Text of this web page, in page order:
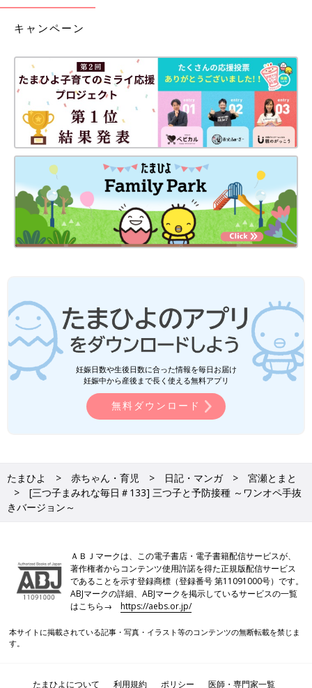
[三つ子まみれな毎日
接種 ～幼児ワンオペ
バージョン～
トリー
キャンペーン
妊娠日数や生後日数に合った情報を毎日お届け
妊娠中から産後まで長く使える無料アプリ
無料ダウンロード
たまひよ 赤ちゃん・育児 日記・マンガ
宮瀬とまと
[三つ子まみれな毎日＃133] 三つ子と予防接種 ～ワンオペ手抜
きバージョン～
ＡＢＪマークは、この電子書店・電子書籍配信サービスが、
著作権者からコンテンツ使用許諾を得た正規版配信サービス
であることを示す登録商標（登録番号 第11091000号）です。
ABJマークの詳細、ABJマークを掲示しているサービスの一覧
はこちら→https://aebs.or.jp/
本サイトに掲載されている記事・写真・イラスト等のコンテンツの無断転載を禁じま
す。
たまひよについて 利用規約 ポリシー 医師・専門家一覧